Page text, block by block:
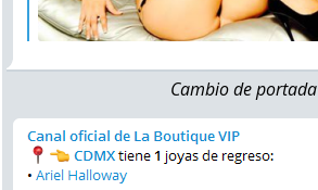
Cambio de portada